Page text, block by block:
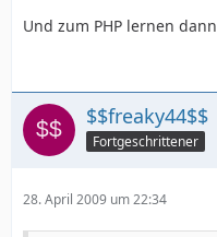
Und zum PHP lernen dann
$$freaky44$$
Fortgeschrittener
28. April 2009 um 22:34